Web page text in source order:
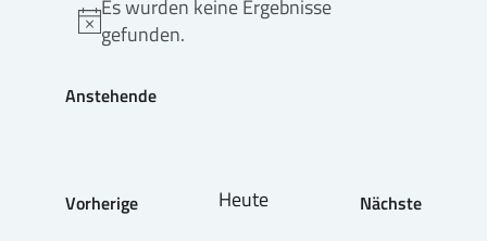
Hinweis
Es wurden keine Ergebnisse
gefunden.
Anstehende
Vorherige
Heute
Nächste